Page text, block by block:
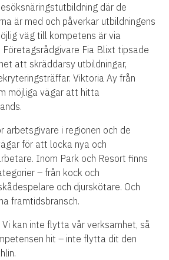
där de
är med och påverkar utbildningens
väg till kompetens är via
Företagsrådgivare Fia Blixt tipsade
att skräddarsy utbildningar,
Viktoria Ay från
möjliga vägar att hitta
arbetsgivare i regionen och de
för att locka nya och
Inom Park och Resort finns
– från kock och
och djurskötare. Och
framtidsbransch.
Vi kan inte flytta vår verksamhet, så
hit – inte flytta dit den